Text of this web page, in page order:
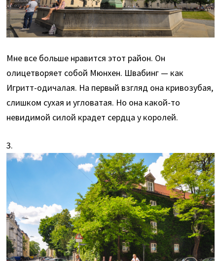
Мне все больше нравится этот район. Он
олицетворяет собой Мюнхен. Швабинг — как
Игритт-одичалая. На первый взгляд она кривозубая,
слишком сухая и угловатая. Но она какой-то
невидимой силой крадет сердца у королей.
3.